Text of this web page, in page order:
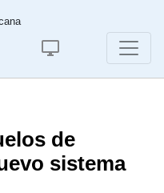
de
sistema